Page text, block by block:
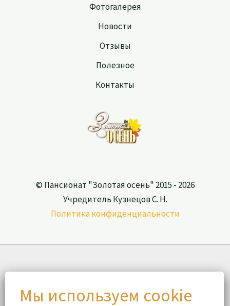
Фотогалерея
Новости
Отзывы
Полезное
Контакты
© Пансионат "Золотая осень" 2015 - 2026
Учредитель Кузнецов С. Н.
Политика конфиденциальности